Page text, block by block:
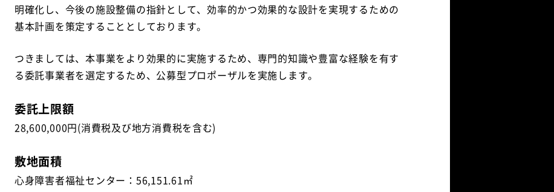
明確化し、今後の施設整備の指針として、効率的かつ効果的な設計を実現するための
基本計画を策定することとしております。
つきましては、本事業をより効果的に実施するため、専門的知識や豊富な経験を有す
る委託事業者を選定するため、公募型プロポーザルを実施します。
委託上限額
28,600,000円(消費税及び地方消費税を含む)
敷地面積
心身障害者福祉センター：56,151.61㎡